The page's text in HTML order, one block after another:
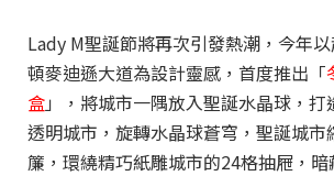
Lady M聖誕節將再次引發熱潮，今年
頓麥迪遜大道為設計靈感，首度推出「
盒」，將城市一隅放入聖誕水晶球，
透明城市，旋轉水晶球蒼穹，聖誕城市
簾，環繞精巧紙雕城市的24格抽屜，